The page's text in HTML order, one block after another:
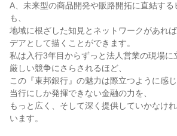
A、未来型の商品開発や販路開拓に直結す
も、
地域に根ざした知見とネットワークがあれ
デアとして描くことができます。
私は入行3年目からずっと法人営業の現場に
厳しい競争にさらされるほど、
この『東邦銀行』の魅力は際立つように感
当行にしか発揮できない金融の力を、
もっと広く、そして深く提供していかなけ
います。